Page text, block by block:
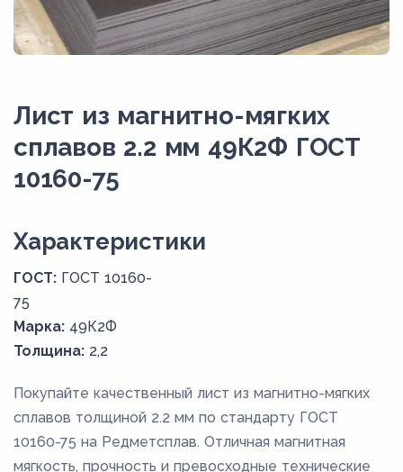
Лист из магнитно-мягких
сплавов 2.2 мм 49К2Ф ГОСТ
10160-75
Xарактеристики
ГОСТ: ГОСТ 10160-
75
Марка: 49К2Ф
Толщина: 2,2
Покупайте качественный лист из магнитно-мягких
сплавов толщиной 2.2 мм по стандарту ГОСТ
10160-75 на Редметсплав. Отличная магнитная
мягкость, прочность и превосходные технические